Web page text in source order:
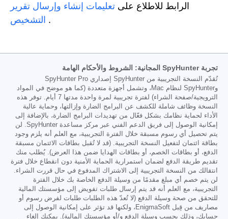
الرابط للاطلاع على تعليمات إنشاء وإرسال تقرير
التشخيص .
تجربة SpyHunter المجانية: الشروط والأحكام الهامة
تُقدّم النسخة التجريبية من SpyHunter إصداري SpyHunter Pro
وSpyHunter لنظام Mac، وتشمل أجهزة متعددة (كما هو موضح في المواد
الترويجية/صفحة الشراء) لفترة تجريبية لمرة واحدة مدتها 7 أيام. توفر هذه
النسخة وظائف شاملة للكشف عن البرامج الضارة وإزالتها، وحماية عالية
الأداء لحماية نظامك بشكل فعّال من تهديدات البرامج الضارة، بالإضافة إلى
إمكانية الوصول إلى فريق الدعم الفني عبر مركز مساعدة SpyHunter. لن
يتم تحصيل أي رسوم مسبقة خلال الفترة التجريبية، مع العلم أنه يلزم وجود
بطاقة ائتمان لتفعيل النسخة التجريبية. (قد لا تُقبل بطاقات الائتمان مسبقة
الدفع، أو بطاقات الخصم، أو بطاقات الهدايا ضمن هذا العرض). يُطلب منك
تقديم طريقة الدفع لضمان استمرارية الحماية الأمنية دون انقطاع خلال فترة
انتقالك من النسخة التجريبية إلى الاشتراك المدفوع في حال قررت الشراء.
لن يتم خصم أي مبلغ مقدمًا من وسيلة الدفع الخاصة بك خلال الفترة
التجريبية، مع العلم أنه قد يتم إرسال طلبات تفويض إلى مؤسستك المالية
للتحقق من صحة وسيلة الدفع (لا تُعدّ هذه الطلبات طلبات لفرض رسوم أو
مصاريف من قِبل EnigmaSoft، ولكنها قد تؤثر على إمكانية الوصول إلى
حسابك، وذلك بحسب وسيلة الدفع و/أو مؤسستك المالية). يمكنك إلغاء